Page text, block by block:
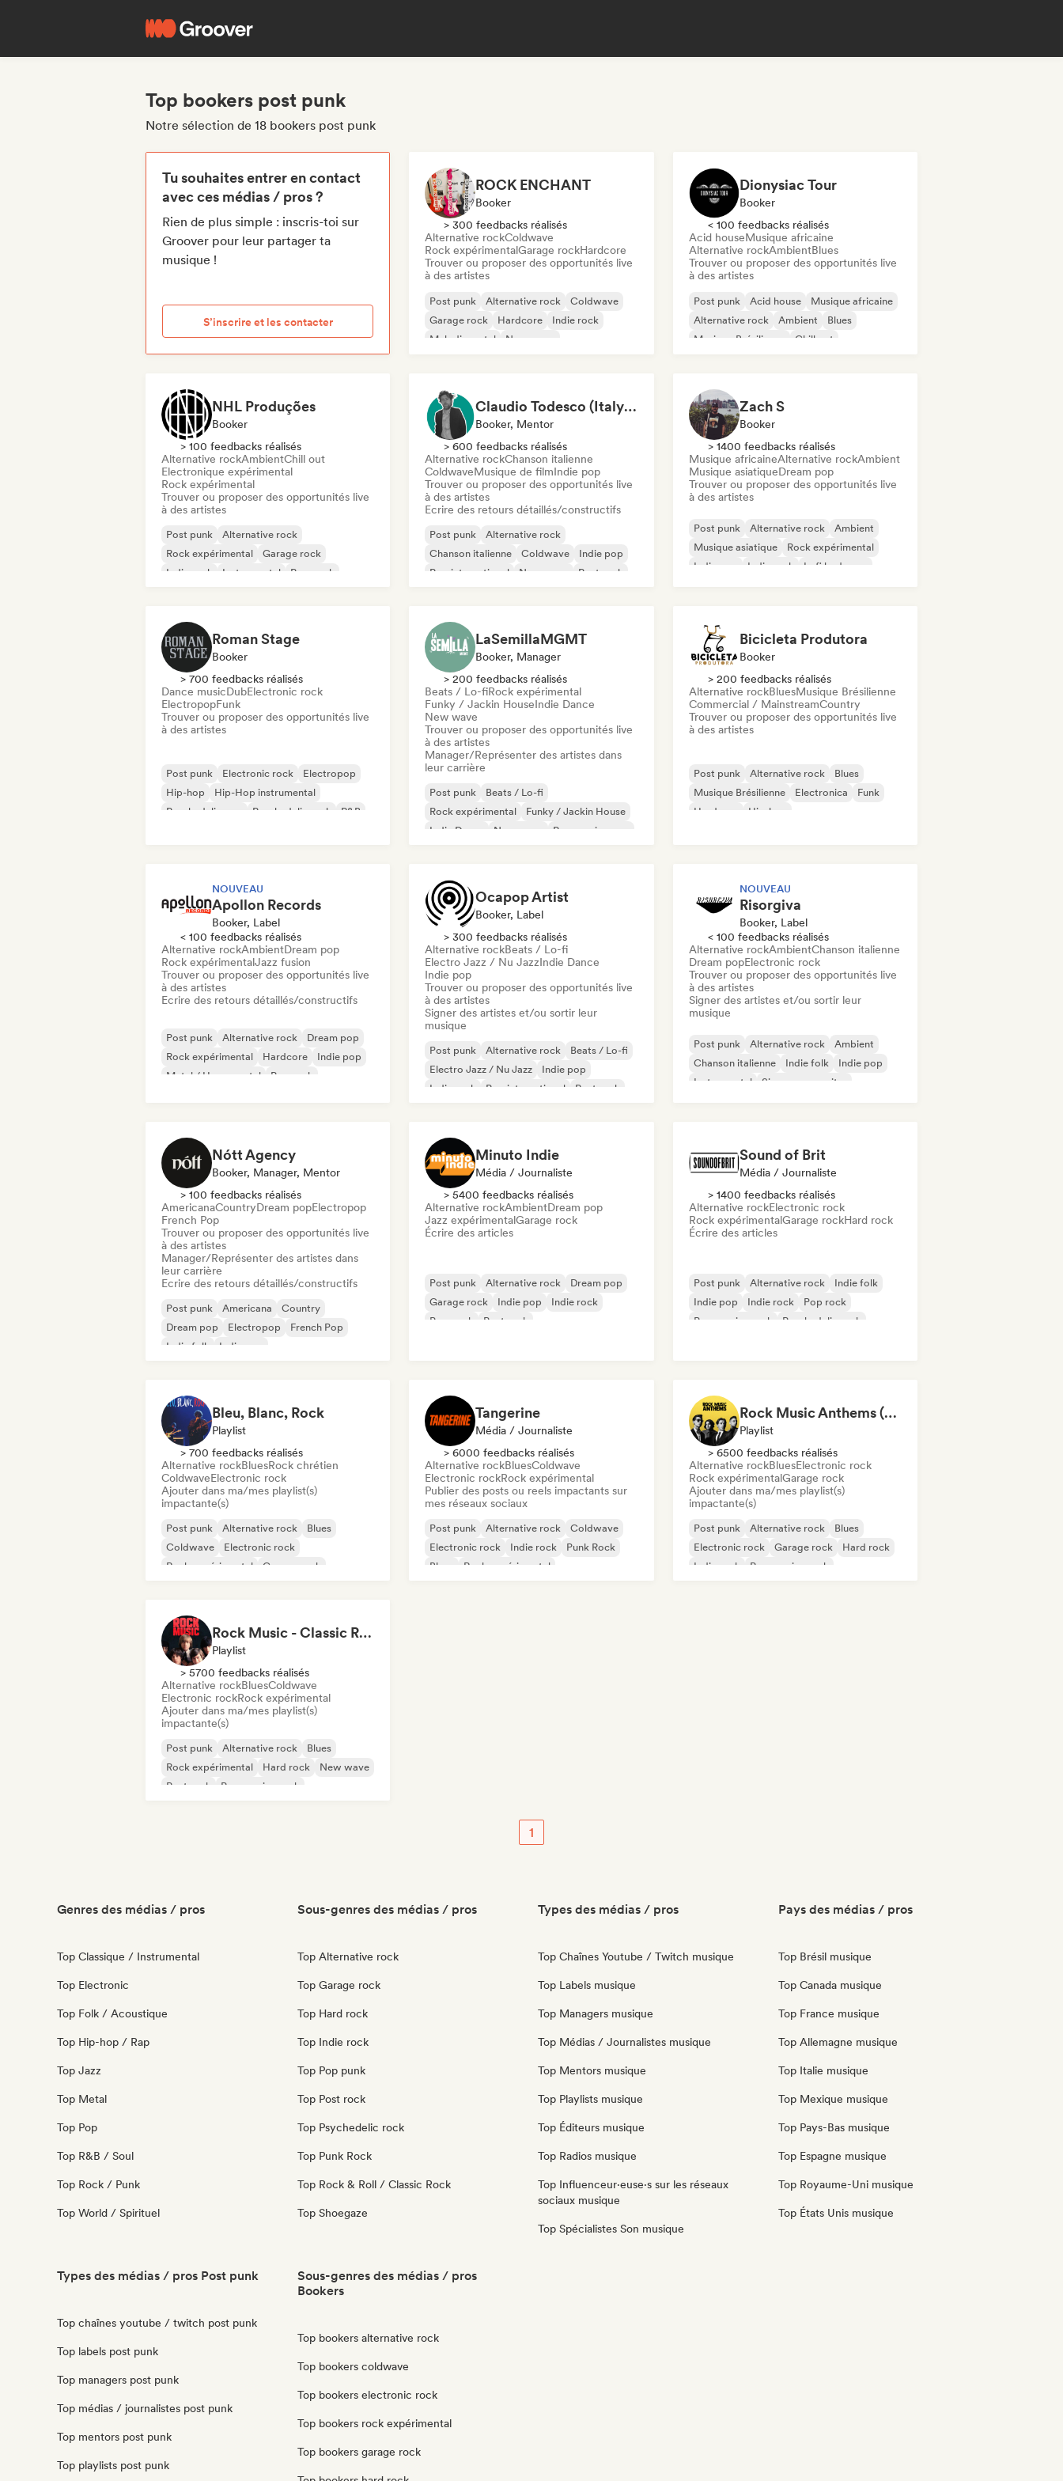
Top bookers post punk
Notre sélection de 18 bookers post punk
Tu souhaites entrer en contact
avec ces médias / pros ?
Rien de plus simple : inscris-toi sur
Groover pour leur partager ta
musique !
S’inscrire et les contacter
ROCK ENCHANT
Booker
> 300 feedbacks réalisés
Alternative rockColdwave
Rock expérimentalGarage rockHardcore
Trouver ou proposer des opportunités live
à des artistes
Post punk Alternative rock
Coldwave
Garage rock
Hardcore
Indie rock
Melodic metal
New wave
Dionysiac Tour
Booker
< 100 feedbacks réalisés
Acid houseMusique africaine
Alternative rockAmbientBlues
Trouver ou proposer des opportunités live
à des artistes
Post punk Acid house
Musique africaine
Alternative rock
Ambient
Blues
Musique Brésilienne
Chill out
NHL Produções
Booker
> 100 feedbacks réalisés
Alternative rockAmbientChill out
Electronique expérimental
Rock expérimental
Trouver ou proposer des opportunités live
à des artistes
Post punk
Alternative rock
Rock expérimental
Garage rock
Indie rock
Instrumental
Pop punk
Claudio Todesco (Italy & Japan focus)
Booker, Mentor
> 600 feedbacks réalisés
Alternative rockChanson italienne
ColdwaveMusique de filmIndie pop
Trouver ou proposer des opportunités live
à des artistes
Ecrire des retours détaillés/constructifs
Post punk
Alternative rock
Chanson italienne
Coldwave
Indie pop
Pop international
New wave Post rock
Zach S
Booker
> 1400 feedbacks réalisés
Musique africaineAlternative rockAmbient
Musique asiatiqueDream pop
Trouver ou proposer des opportunités live
à des artistes
Post punk Alternative rock
Ambient
Musique asiatique
Rock expérimental
Indie pop
Indie rock Lofi bedroom
Roman Stage
Booker
> 700 feedbacks réalisés
Dance musicDubElectronic rock
ElectropopFunk
Trouver ou proposer des opportunités live
à des artistes
Post punk Electronic rock
Electropop
Hip-hop
Hip-Hop instrumental
Psychedelic pop
Psychedelic rock R&B
LaSemillaMGMT
Booker, Manager
> 200 feedbacks réalisés
Beats / Lo-fiRock expérimental
Funky / Jackin HouseIndie Dance
New wave
Trouver ou proposer des opportunités live
à des artistes
Manager/Représenter des artistes dans
leur carrière
Post punk
Beats / Lo-fi
Rock expérimental
Funky / Jackin House
Indie Dance
New wave
Progressive pop
Bicicleta Produtora
Booker
> 200 feedbacks réalisés
Alternative rockBluesMusique Brésilienne
Commercial / MainstreamCountry
Trouver ou proposer des opportunités live
à des artistes
Post punk Alternative rock
Blues
Musique Brésilienne
Electronica
Funk
Hardcore
Hip-hop
NOUVEAU
Apollon Records
Booker, Label
< 100 feedbacks réalisés
Alternative rockAmbientDream pop
Rock expérimentalJazz fusion
Trouver ou proposer des opportunités live
à des artistes
Ecrire des retours détaillés/constructifs
Post punk Alternative rock
Dream pop
Rock expérimental
Hardcore
Indie pop
Metal / Heavy metal
Pop rock
Ocapop Artist
Booker, Label
> 300 feedbacks réalisés
Alternative rockBeats / Lo-fi
Electro Jazz / Nu JazzIndie Dance
Indie pop
Trouver ou proposer des opportunités live
à des artistes
Signer des artistes et/ou sortir leur
musique
Post punk Alternative rock
Beats / Lo-fi
Electro Jazz / Nu Jazz
Indie pop
Indie rock
Pop international Post rock
NOUVEAU
Risorgiva
Booker, Label
< 100 feedbacks réalisés
Alternative rockAmbientChanson italienne
Dream popElectronic rock
Trouver ou proposer des opportunités live
à des artistes
Signer des artistes et/ou sortir leur
musique
Post punk Alternative rock
Ambient
Chanson italienne
Indie folk
Indie pop
Instrumental
Singer-songwriter
Nótt Agency
Booker, Manager, Mentor
> 100 feedbacks réalisés
AmericanaCountryDream popElectropop
French Pop
Trouver ou proposer des opportunités live
à des artistes
Manager/Représenter des artistes dans
leur carrière
Ecrire des retours détaillés/constructifs
Post punk Americana
Country
Dream pop
Electropop
French Pop
Indie folk
Indie pop
Minuto Indie
Média / Journaliste
> 5400 feedbacks réalisés
Alternative rockAmbientDream pop
Jazz expérimentalGarage rock
Écrire des articles
Post punk Alternative rock
Dream pop
Garage rock
Indie pop
Indie rock
Pop punk
Post rock
Sound of Brit
Média / Journaliste
> 1400 feedbacks réalisés
Alternative rockElectronic rock
Rock expérimentalGarage rockHard rock
Écrire des articles
Post punk Alternative rock
Indie folk
Indie pop
Indie rock
Pop rock
Progressive rock
Psychedelic rock
Bleu, Blanc, Rock
Playlist
> 700 feedbacks réalisés
Alternative rockBluesRock chrétien
ColdwaveElectronic rock
Ajouter dans ma/mes playlist(s)
impactante(s)
Post punk Alternative rock
Blues
Coldwave
Electronic rock
Rock expérimental
Garage rock
Tangerine
Média / Journaliste
> 6000 feedbacks réalisés
Alternative rockBluesColdwave
Electronic rockRock expérimental
Publier des posts ou reels impactants sur
mes réseaux sociaux
Post punk Alternative rock
Coldwave
Electronic rock
Indie rock
Punk Rock
Blues
Rock expérimental
Rock Music Anthems (MonkeyPlaylists)
Playlist
> 6500 feedbacks réalisés
Alternative rockBluesElectronic rock
Rock expérimentalGarage rock
Ajouter dans ma/mes playlist(s)
impactante(s)
Post punk Alternative rock
Blues
Electronic rock
Garage rock
Hard rock
Indie rock
Progressive rock
Rock Music - Classic Rock - Modern Rock
Playlist
> 5700 feedbacks réalisés
Alternative rockBluesColdwave
Electronic rockRock expérimental
Ajouter dans ma/mes playlist(s)
impactante(s)
Post punk Alternative rock
Blues
Rock expérimental
Hard rock
New wave
Post rock
Progressive rock
1
Genres des médias / pros
Top Classique / Instrumental
Top Electronic
Top Folk / Acoustique
Top Hip-hop / Rap
Top Jazz
Top Metal
Top Pop
Top R&B / Soul
Top Rock / Punk
Top World / Spirituel
Sous-genres des médias / pros
Top Alternative rock
Top Garage rock
Top Hard rock
Top Indie rock
Top Pop punk
Top Post rock
Top Psychedelic rock
Top Punk Rock
Top Rock & Roll / Classic Rock
Top Shoegaze
Types des médias / pros
Top Chaînes Youtube / Twitch musique
Top Labels musique
Top Managers musique
Top Médias / Journalistes musique
Top Mentors musique
Top Playlists musique
Top Éditeurs musique
Top Radios musique
Top Influenceur·euse·s sur les réseaux
sociaux musique
Top Spécialistes Son musique
Pays des médias / pros
Top Brésil musique
Top Canada musique
Top France musique
Top Allemagne musique
Top Italie musique
Top Mexique musique
Top Pays-Bas musique
Top Espagne musique
Top Royaume-Uni musique
Top États Unis musique
Types des médias / pros Post punk
Top chaînes youtube / twitch post punk
Top labels post punk
Top managers post punk
Top médias / journalistes post punk
Top mentors post punk
Top playlists post punk
Sous-genres des médias / pros
Bookers
Top bookers alternative rock
Top bookers coldwave
Top bookers electronic rock
Top bookers rock expérimental
Top bookers garage rock